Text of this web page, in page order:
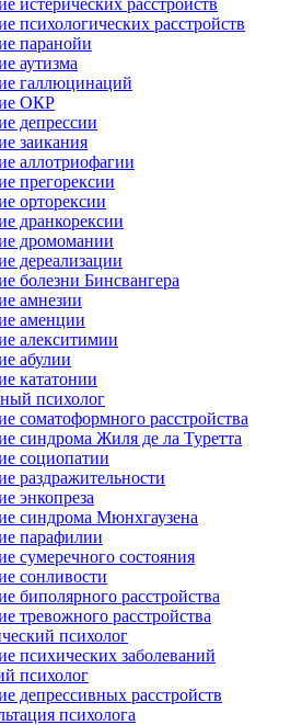
истерических расстройств
психологических расстройств
паранойи
аутизма
галлюцинаций
ОКР
депрессии
заикания
аллотриофагии
прегорексии
орторексии
дранкорексии
дромомании
дереализации
болезни Бинсвангера
амнезии
аменции
алекситимии
абулии
кататонии
психолог
соматоформного расстройства
синдрома Жиля де ла Туретта
социопатии
раздражительности
энкопреза
синдрома Мюнхгаузена
парафилии
сумеречного состояния
сонливости
биполярного расстройства
тревожного расстройства
психолог
психических заболеваний
психолог
депрессивных расстройств
психолога